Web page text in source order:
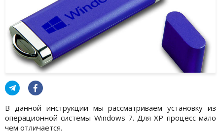
В данной инструкции мы рассматриваем установку из
операционной системы Windows 7. Для XP процесс мало
чем отличается.